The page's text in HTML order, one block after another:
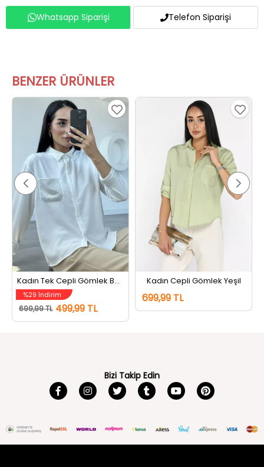
Whatsapp Siparişi Telefon Siparişi
BENZER ÜRÜNLER
Kadın Tek Cepli Gömlek Beyaz
%29 İndirim
699,99 TL 499,99 TL
Kadın Cepli Gömlek Yeşil
699,99 TL
Bizi Takip Edin